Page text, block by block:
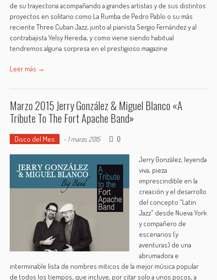
de su trayectoria acompañando a grandes artistas y de sus distintos
proyectos en solitario como La Rumba de Pedro Pablo o su más
reciente Three Cuban Jazz, junto al pianista Sergio Fernández y al
contrabajista Yelsy Heredia, y como viene siendo habitual
tendremos alguna sorpresa en el prestigioso magazine
Leer más →
Marzo 2015 Jerry González & Miguel Blanco «A
Tribute To The Fort Apache Band»
Disco del Mes - 1 marzo, 2015 0
Jerry González, leyenda
viva, pieza
imprescindible en la
creación y el desarrollo
del concepto “Latin
Jazz” desde Nueva York
y compañero de
escenarios (y
aventuras) de una
abrumadora e
interminable lista de nombres míticos de la mejor música popular
de todos los tiempos, que incluye, por citar solo a unos pocos, a